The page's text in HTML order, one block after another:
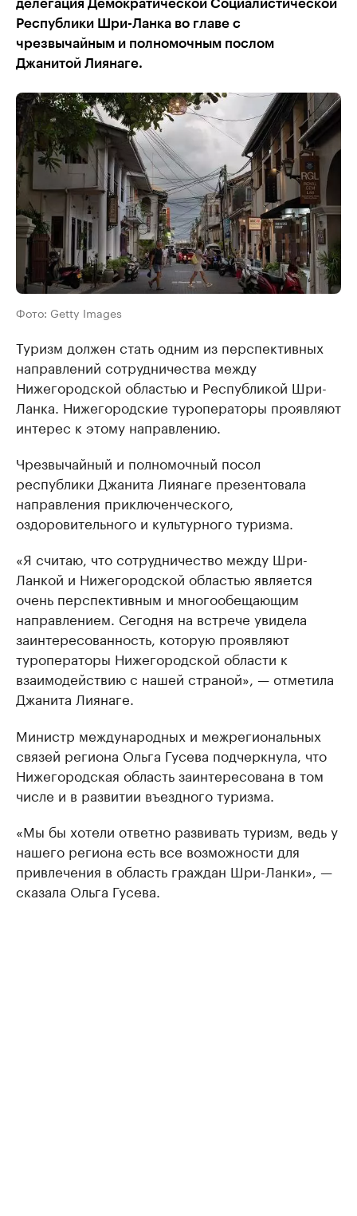
делегация Демократической Социалистической
Республики Шри-Ланка во главе с
чрезвычайным и полномочным послом
Джанитой Лиянаге.
Фото: Getty Images
Туризм должен стать одним из перспективных
направлений сотрудничества между
Нижегородской областью и Республикой Шри-
Ланка. Нижегородские туроператоры проявляют
интерес к этому направлению.
Чрезвычайный и полномочный посол
республики Джанита Лиянаге презентовала
направления приключенческого,
оздоровительного и культурного туризма.
«Я считаю, что сотрудничество между Шри-
Ланкой и Нижегородской областью является
очень перспективным и многообещающим
направлением. Сегодня на встрече увидела
заинтересованность, которую проявляют
туроператоры Нижегородской области к
взаимодействию с нашей страной», — отметила
Джанита Лиянаге.
Министр международных и межрегиональных
связей региона Ольга Гусева подчеркнула, что
Нижегородская область заинтересована в том
числе и в развитии въездного туризма.
«Мы бы хотели ответно развивать туризм, ведь у
нашего региона есть все возможности для
привлечения в область граждан Шри-Ланки», —
сказала Ольга Гусева.